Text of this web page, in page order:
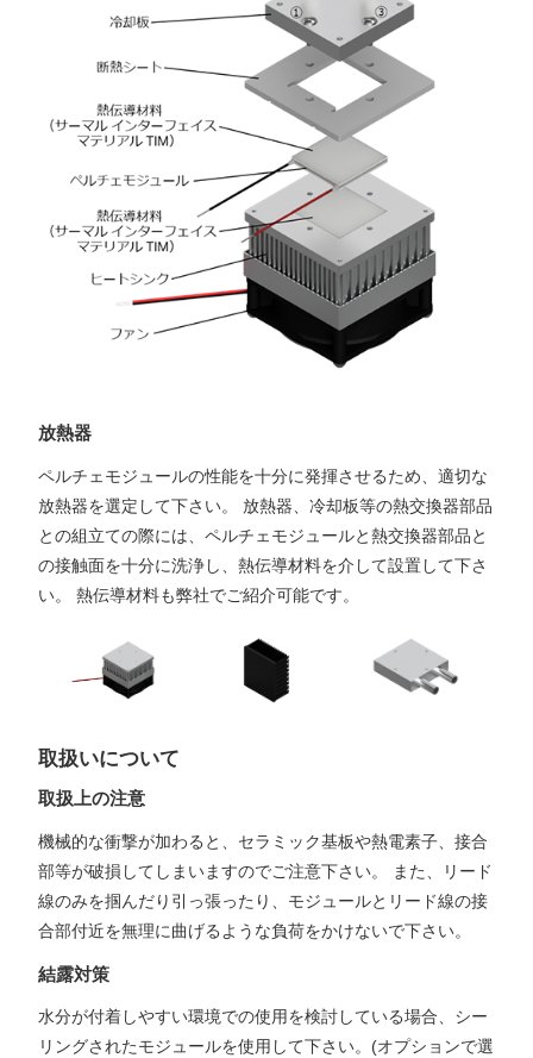
放熱器
ペルチェモジュールの性能を十分に発揮させるため、適切な
放熱器を選定して下さい。 放熱器、冷却板等の熱交換器部品
との組立ての際には、ペルチェモジュールと熱交換器部品と
の接触面を十分に洗浄し、熱伝導材料を介して設置して下さ
い。 熱伝導材料も弊社でご紹介可能です。
取扱いについて
取扱上の注意
機械的な衝撃が加わると、セラミック基板や熱電素子、接合
部等が破損してしまいますのでご注意下さい。 また、リード
線のみを掴んだり引っ張ったり、モジュールとリード線の接
合部付近を無理に曲げるような負荷をかけないで下さい。
結露対策
水分が付着しやすい環境での使用を検討している場合、シー
リングされたモジュールを使用して下さい。(オプションで選